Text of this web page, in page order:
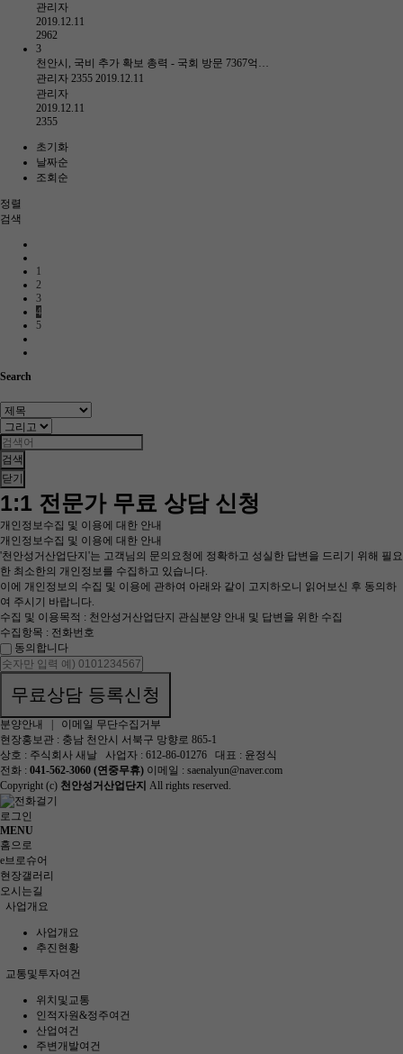
관리자
2019.12.11
2962
3
천안시, 국비 추가 확보 총력 - 국회 방문 7367억…
관리자 2355 2019.12.11
관리자
2019.12.11
2355
초기화
날짜순
조회순
정렬
검색
1
2
3
4
5
Search
검색
닫기
1:1 전문가 무료 상담 신청
개인정보수집 및 이용에 대한 안내
개인정보수집 및 이용에 대한 안내
'천안성거산업단지'는 고객님의 문의요청에 정확하고 성실한 답변을 드리기 위해 필요
한 최소한의 개인정보를 수집하고 있습니다.
이에 개인정보의 수집 및 이용에 관하여 아래와 같이 고지하오니 읽어보신 후 동의하
여 주시기 바랍니다.
수집 및 이용목적 : 천안성거산업단지 관심분양 안내 및 답변을 위한 수집
수집항목 : 전화번호
동의합니다
무료상담 등록신청
분양안내
이메일 무단수집거부
현장홍보관 : 충남 천안시 서북구 망향로 865-1
상호 : 주식회사 새날
사업자 : 612-86-01276
대표 : 윤정식
전화 : 041-562-3060 (연중무휴) 이메일 : saenalyun@naver.com
Copyright (c) 천안성거산업단지 All rights reserved.
로그인
MENU
홈으로
e브로슈어
현장갤러리
오시는길
사업개요
사업개요
추진현황
교통및투자여건
위치및교통
인적자원&정주여건
산업여건
주변개발여건